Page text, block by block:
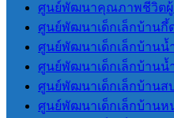
ศูนย์พัฒนาคุณภาพชีวิตผู้
ศูนย์พัฒนาเด็กเล็กบ้านกึ้
ศูนย์พัฒนาเด็กเล็กบ้านน้
ศูนย์พัฒนาเด็กเล็กบ้านน้
ศูนย์พัฒนาเด็กเล็กบ้านส
ศูนย์พัฒนาเด็กเล็กบ้านห
การโอนงบประมาณราย
การติดตามประเมินผลร
ควบคุมภายใน
ITA